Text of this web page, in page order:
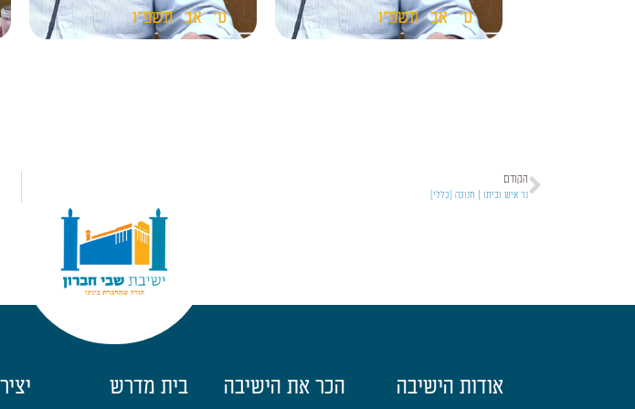
ט' אב תשפ"ו ט' אב תשפ"ו
הקודם
נר איש וביתו | חנוכה [כללי]
אודות הישיבה הכר את הישיבה בית מדרש